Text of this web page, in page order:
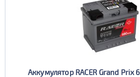
Аккумулятор RACER Grand Prix